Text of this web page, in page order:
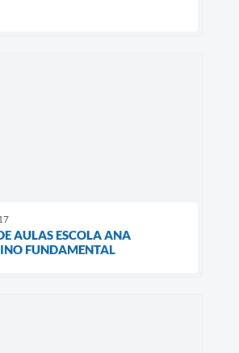
AULAS ESCOLA ANA
FUNDAMENTAL